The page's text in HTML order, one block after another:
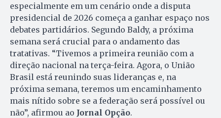
especialmente em um cenário onde a disputa
presidencial de 2026 começa a ganhar espaço nos
debates partidários. Segundo Baldy, a próxima
semana será crucial para o andamento das
tratativas. “Tivemos a primeira reunião com a
direção nacional na terça-feira. Agora, o União
Brasil está reunindo suas lideranças e, na
próxima semana, teremos um encaminhamento
mais nítido sobre se a federação será possível ou
não”, afirmou ao Jornal Opção.